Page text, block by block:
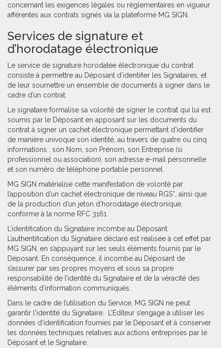
concernant les exigences légales ou réglementaires en vigueur
afférentes aux contrats signés via la plateforme MG SIGN.
Services de signature et
d’horodatage électronique
Le service de signature horodatée électronique du contrat
consiste à permettre au Déposant d’identifier les Signataires, et
de leur soumettre un ensemble de documents à signer dans le
cadre d’un contrat.
Le signataire formalise sa volonté de signer le contrat qui lui est
soumis par le Déposant en apposant sur les documents du
contrat à signer un cachet électronique permettant d’identifier
de manière univoque son identité, au travers de quatre ou cinq
informations : son Nom, son Prénom, son Entreprise (si
professionnel ou association), son adresse e-mail personnelle
et son numéro de téléphone portable personnel.
MG SIGN matérialise cette manifestation de volonté par
l’apposition d’un cachet électronique de niveau RGS*, ainsi que
de la production d’un jeton d’horodatage électronique,
conforme à la norme RFC 3161.
L’identification du Signataire incombe au Déposant.
L’authentification du Signataire déclaré est réalisée à cet effet par
MG SIGN, en s’appuyant sur les seuls éléments fournis par le
Déposant. En conséquence, il incombe au Déposant de
s’assurer par ses propres moyens et sous sa propre
responsabilité de l’identité du Signataire et de la véracité des
éléments d’information communiqués.
Dans le cadre de l’utilisation du Service, MG SIGN ne peut
garantir l'identité du Signataire.
L’Editeur s’engage à utiliser les
données d’identification fournies par le Déposant et à conserver
les données techniques relatives aux actions entreprises par le
Déposant et le Signataire.